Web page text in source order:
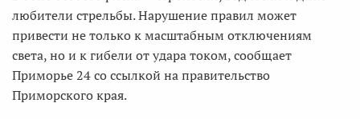
любители стрельбы. Нарушение правил может
привести не только к масштабным отключениям
света, но и к гибели от удара током, сообщает
Приморье 24 со ссылкой на правительство
Приморского края.